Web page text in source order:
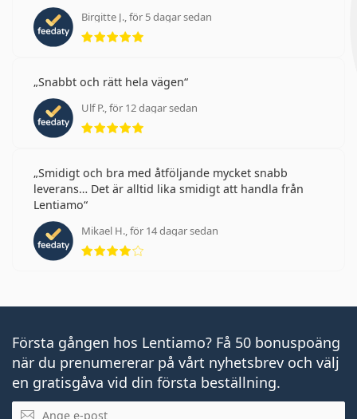
Birgitte J., för 5 dagar sedan
Betyg 5 av 5
Snabbt och rätt hela vägen
Ulf P., för 12 dagar sedan
Betyg 5 av 5
Smidigt och bra med åtföljande mycket snabb
leverans… Det är alltid lika smidigt att handla från
Lentiamo
Mikael H., för 14 dagar sedan
Betyg 4 av 5
Första gången hos Lentiamo? Få 50 bonuspoäng
när du prenumererar på vårt nyhetsbrev och välj
en gratisgåva vid din första beställning.
Mejladress